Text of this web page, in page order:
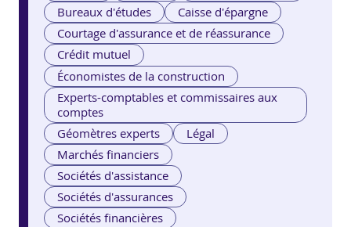
Bureaux d'études
Caisse d'épargne
Courtage d'assurance et de réassurance
Crédit mutuel
Économistes de la construction
Experts-comptables et commissaires aux
comptes
Géomètres experts
Légal
Marchés financiers
Sociétés d'assistance
Sociétés d'assurances
Sociétés financières